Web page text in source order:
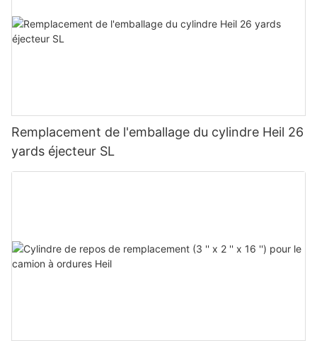
Remplacement de l'emballage du cylindre Heil 26
yards éjecteur SL